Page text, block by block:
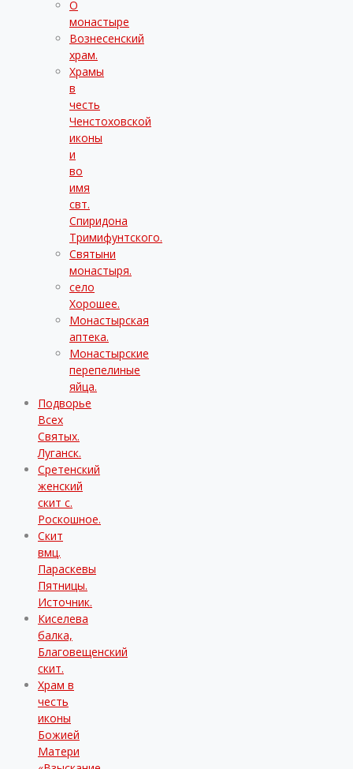
О
монастыре
Вознесенский
храм.
Храмы
в
честь
Ченстоховской
иконы
и
во
имя
свт.
Спиридона
Тримифунтского.
Святыни
монастыря.
село
Хорошее.
Монастырская
аптека.
Монастырские
перепелиные
яйца.
Подворье
Всех
Святых.
Луганск.
Сретенский
женский
скит с.
Роскошное.
Скит
вмц.
Параскевы
Пятницы.
Источник.
Киселева
балка,
Благовещенский
скит.
Храм в
честь
иконы
Божией
Матери